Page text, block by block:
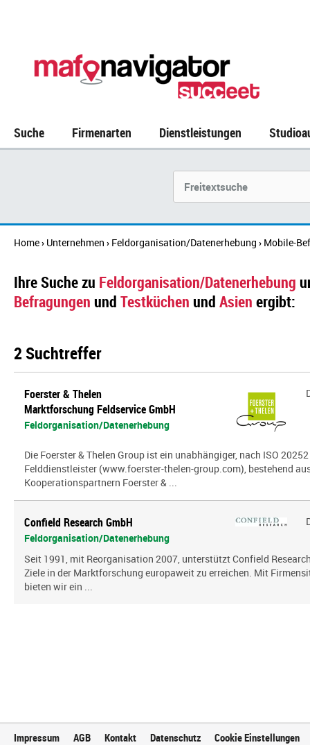
Suche Firmenarten Dienstleistungen
Home› Unternehmen › Feldorganisation/Datenerhebung › Mobile-
Ihre Suche zu Feldorganisation/Datenerhebung
Befragungen und Testküchen und Asien ergibt:
2 Suchtreffer
Foerster & Thelen
Marktforschung Feldservice GmbH
Feldorganisation/Datenerhebung
Die Foerster & Thelen Group ist ein unabhängiger, nach ISO
Felddienstleister (www.foerster-thelen-group.com), bestehend
Kooperationspartnern Foerster & ...
Confield Research GmbH
Feldorganisation/Datenerhebung
Seit 1991, mit Reorganisation 2007, unterstützt Confield
Ziele in der Marktforschung europaweit zu erreichen. Mit
bieten wir ein ...
Impressum AGB Kontakt Datenschutz Cookie Einstellungen